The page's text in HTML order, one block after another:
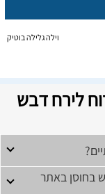
וילה גלילה בוטיק
לירח דבש
בחוסן באתר